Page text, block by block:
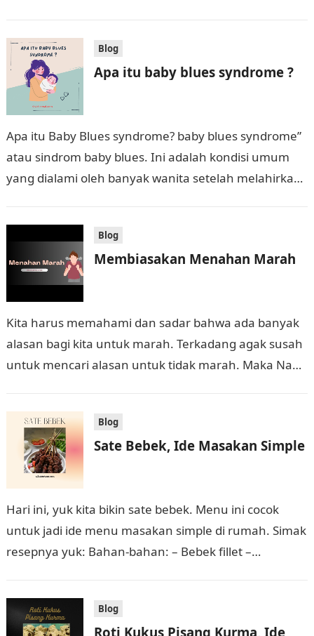
Blog
Apa itu baby blues syndrome ?
Apa itu Baby Blues syndrome? baby blues syndrome”
atau sindrom baby blues. Ini adalah kondisi umum
yang dialami oleh banyak wanita setelah melahirkan.
Blog
Membiasakan Menahan Marah
Kita harus memahami dan sadar bahwa ada banyak
alasan bagi kita untuk marah. Terkadang agak susah
untuk mencari alasan untuk tidak marah. Maka Nabi
Blog
Sate Bebek, Ide Masakan Simple
Hari ini, yuk kita bikin sate bebek. Menu ini cocok
untuk jadi ide menu masakan simple di rumah. Simak
resepnya yuk: Bahan-bahan: – Bebek fillet –
Blog
Roti Kukus Pisang Kurma, Ide